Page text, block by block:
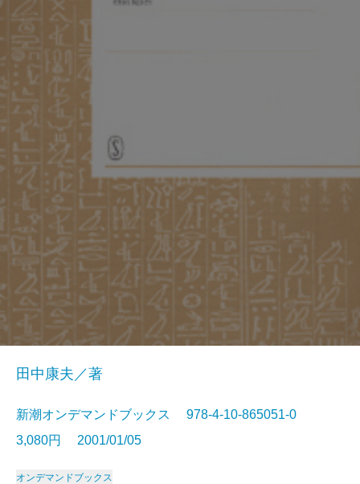
田中康夫／著
新潮オンデマンドブックス 978-4-10-865051-0
3,080円 2001/01/05
オンデマンドブックス